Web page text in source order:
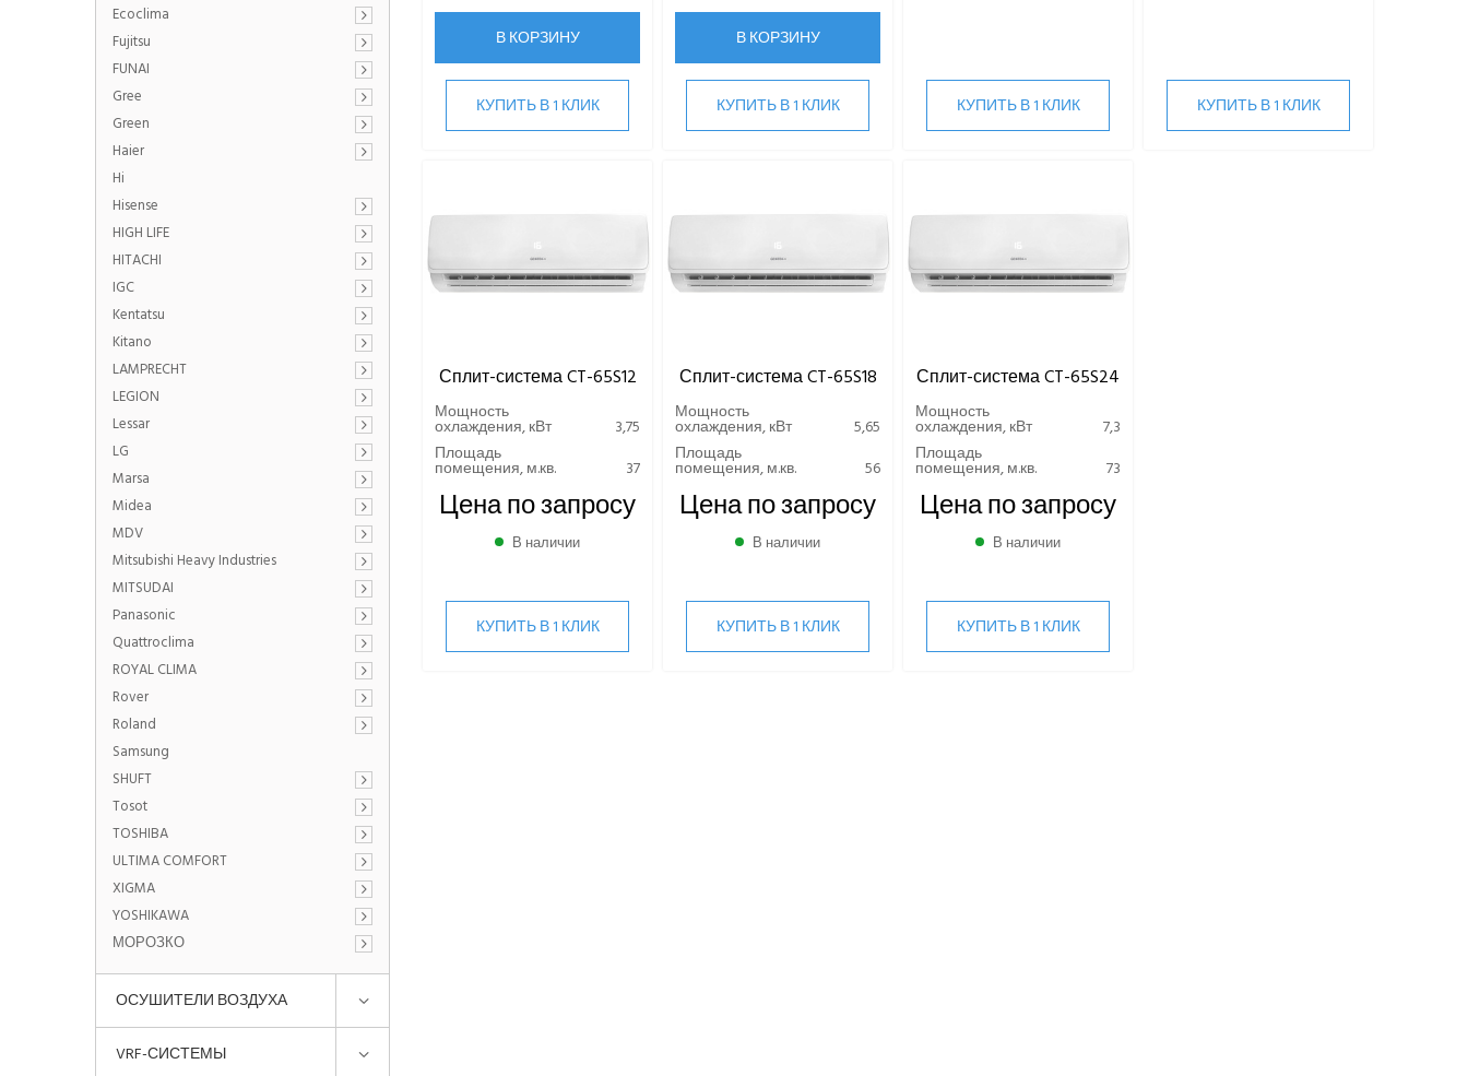
Ecoclima
Fujitsu
FUNAI
Gree
Green
Haier
Hi
Hisense
HIGH LIFE
HITACHI
IGC
Kentatsu
Kitano
LAMPRECHT
LEGION
Lessar
LG
Marsa
Midea
MDV
Mitsubishi Heavy Industries
MITSUDAI
Panasonic
Quattroclima
ROYAL CLIMA
Rover
Roland
Samsung
SHUFT
Tosot
TOSHIBA
ULTIMA COMFORT
XIGMA
YOSHIKAWA
МОРОЗКО
ОСУШИТЕЛИ ВОЗДУХА
VRF-СИСТЕМЫ
В КОРЗИНУ
КУПИТЬ В 1 КЛИК
В КОРЗИНУ
КУПИТЬ В 1 КЛИК КУПИТЬ В 1 КЛИК КУПИТЬ В 1 КЛИК
Сплит-система CT-65S12
Мощность
охлаждения, кВт
3,75
Площадь
помещения, м.кв. 37
Цена по запросу
В наличии
КУПИТЬ В 1 КЛИК
Сплит-система CT-65S18
Мощность
охлаждения, кВт
5,65
Площадь
помещения, м.кв. 56
Цена по запросу
В наличии
КУПИТЬ В 1 КЛИК
Сплит-система CT-65S24
Мощность
охлаждения, кВт
7,3
Площадь
помещения, м.кв. 73
Цена по запросу
В наличии
КУПИТЬ В 1 КЛИК